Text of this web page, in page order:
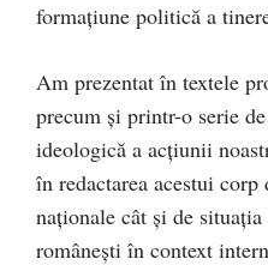
formațiune politică a
Am prezentat în textele
precum și printr-o serie
ideologică a acțiunii
în redactarea acestui
naționale cât și de
românești în context